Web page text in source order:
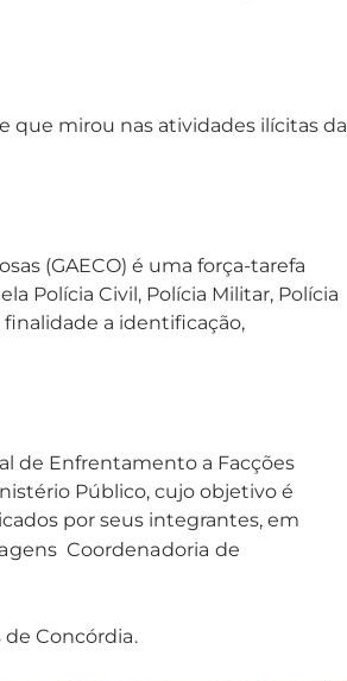
que mirou nas atividades ilícitas da
(GAECO) é uma força-tarefa
Polícia Civil, Polícia Militar, Polícia
a identificação,
de Enfrentamento a Facções
Público, cujo objetivo é
por seus integrantes, em
Coordenadoria de
Concórdia.